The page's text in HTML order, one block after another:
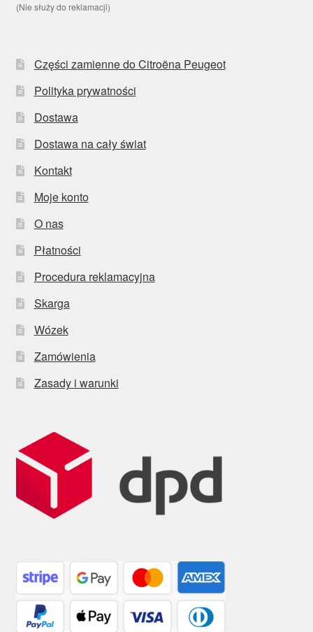
(Nie służy do reklamacji)
Części zamienne do Citroëna Peugeot
Polityka prywatności
Dostawa
Dostawa na cały świat
Kontakt
Moje konto
O nas
Płatności
Procedura reklamacyjna
Skarga
Wózek
Zamówienia
Zasady i warunki